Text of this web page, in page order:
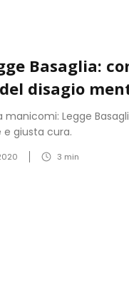
Basaglia:
disagio
manicomi: Legge
giusta cura.
3 min